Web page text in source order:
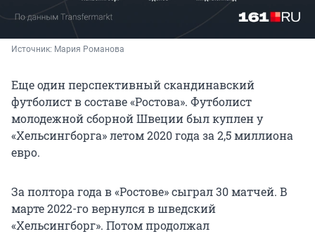
Источник: Мария Романова
Еще один перспективный скандинавский
футболист в составе «Ростова». Футболист
молодежной сборной Швеции был куплен у
«Хельсингборга» летом 2020 года за 2,5 миллиона
евро.
За полтора года в «Ростове» сыграл 30 матчей. В
марте 2022-го вернулся в шведский
«Хельсингборг». Потом продолжал